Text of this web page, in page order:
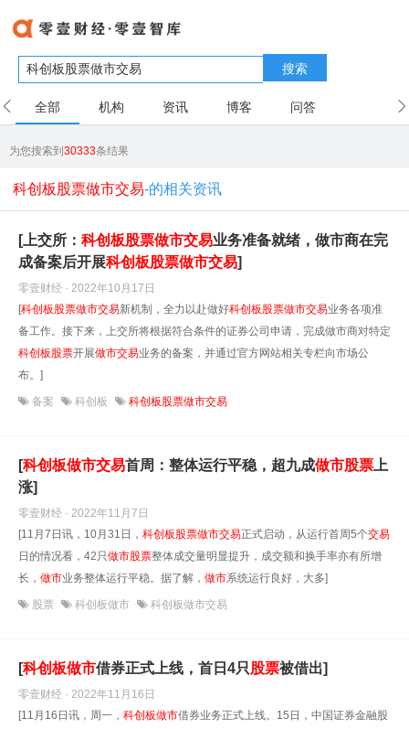
搜索
全部 机构 资讯 博客 问答
为您搜索到30333条结果
科创板股票做市交易-的相关资讯
[上交所： 科创板股票做市交易业务准备就绪，做市商在完
成备案后开展科创板股票做市交易]
零壹财经 · 2022年10月17日
[科创板股票做市交易新机制，全力以赴做好科创板股票做市交易业务各项准
备工作。接下来，上交所将根据符合条件的证券公司申请，完成做市商对特定
科创板股票开展做市交易业务的备案，并通过官方网站相关专栏向市场公
布。]
备案 科创板 科创板股票做市交易
[科创板做市交易首周：整体运行平稳，超九成做市股票 上
涨]
零壹财经 · 2022年11月7日
[11月7日讯，10月31日， 科创板股票做市交易正式启动，从运行首周5个交易
日的情况看，42只做市股票整体成交量明显提升，成交额和换手率亦有所增
长， 做市业务整体运行平稳。据了解， 做市系统运行良好，大多]
股票 科创板做市 科创板做市交易
[科创板做市借券正式上线，首日4只股票被借出]
零壹财经 · 2022年11月16日
[11月16日讯，周一， 科创板做市借券业务正式上线。15日，中国证券金融股